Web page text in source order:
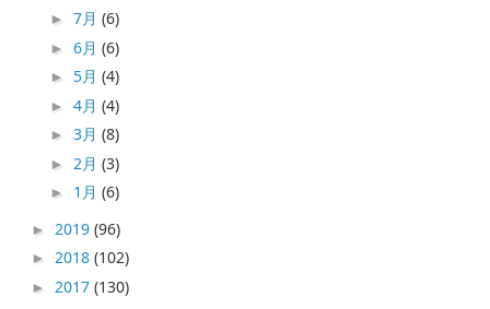
►7月(6)
►6月(6)
► 5月(4)
►4月(4)
►3月(8)
► 2月(3)
► 1月(6)
► 2019(96)
►2018(102)
► 2017(130)